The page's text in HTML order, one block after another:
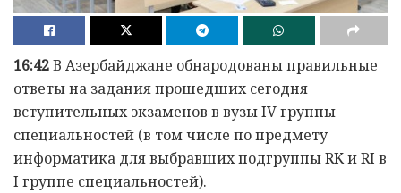
16:42В Азербайджане обнародованы правильные
ответы на задания прошедших сегодня
вступительных экзаменов в вузы IV группы
специальностей (в том числе по предмету
информатика для выбравших подгруппы RK и RI в
I группе специальностей).